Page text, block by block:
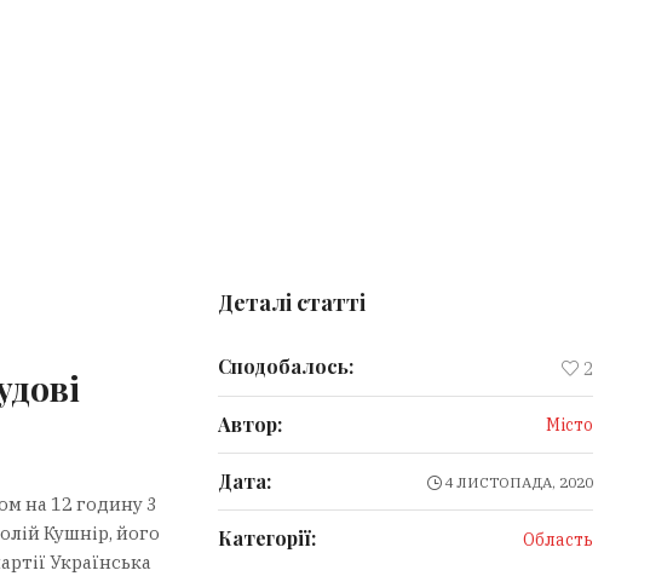
на 12 годину 3
Кушнір, його
Українська
Деталі статті
Сподобалось: 2
Автор: Місто
Дата: 4 ЛИСТОПАДА, 2020
Категорії: Область